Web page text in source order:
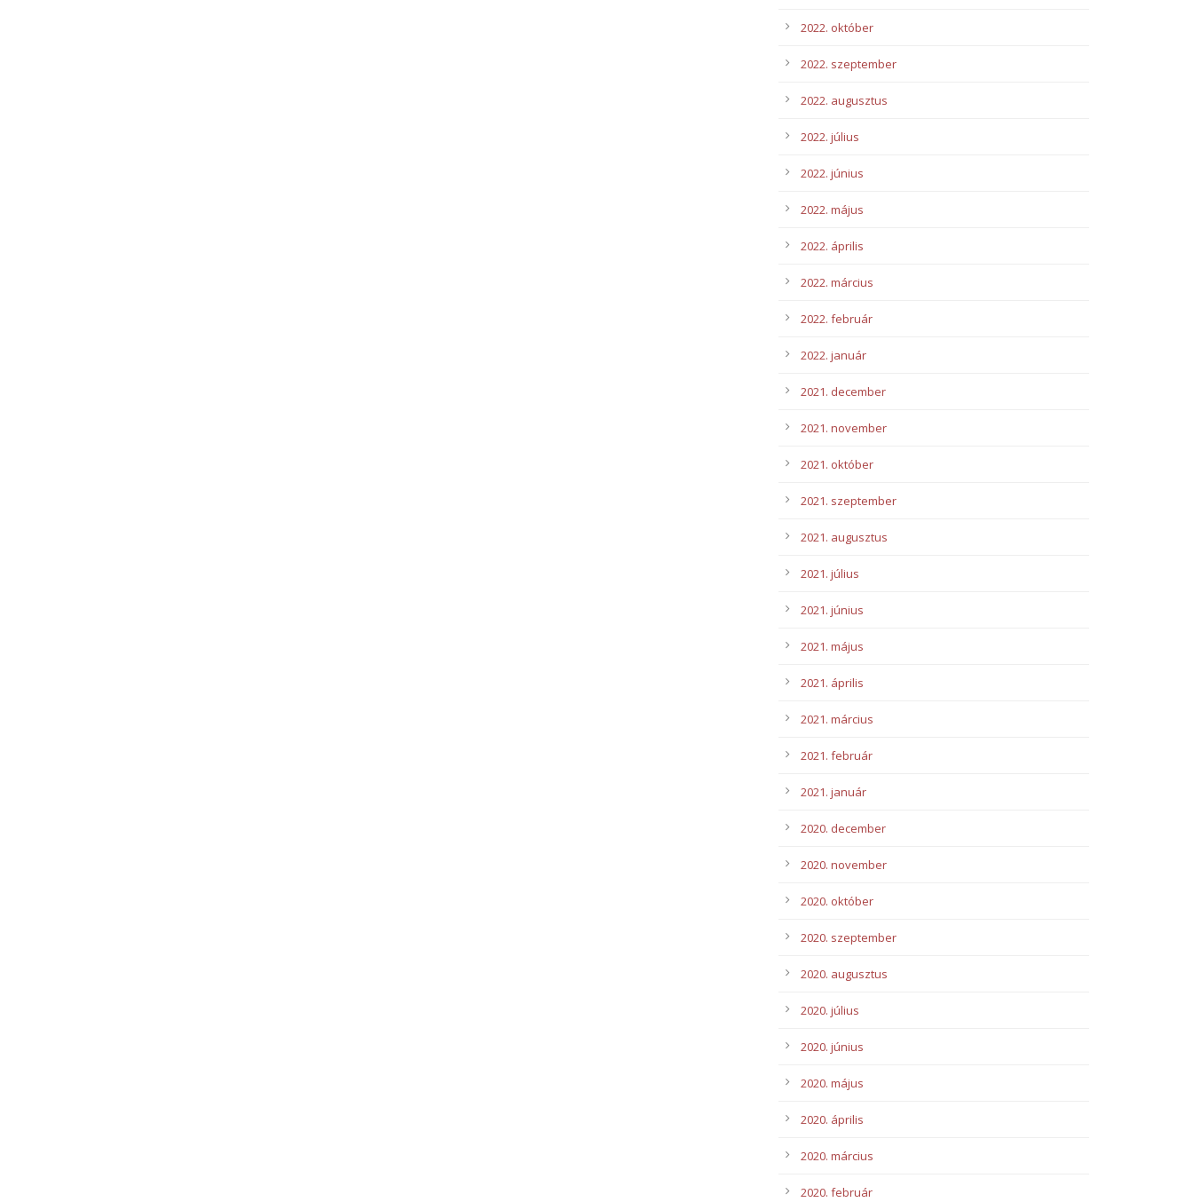
2022. október
2022. szeptember
2022. augusztus
2022. július
2022. június
2022. május
2022. április
2022. március
2022. február
2022. január
2021. december
2021. november
2021. október
2021. szeptember
2021. augusztus
2021. július
2021. június
2021. május
2021. április
2021. március
2021. február
2021. január
2020. december
2020. november
2020. október
2020. szeptember
2020. augusztus
2020. július
2020. június
2020. május
2020. április
2020. március
2020. február